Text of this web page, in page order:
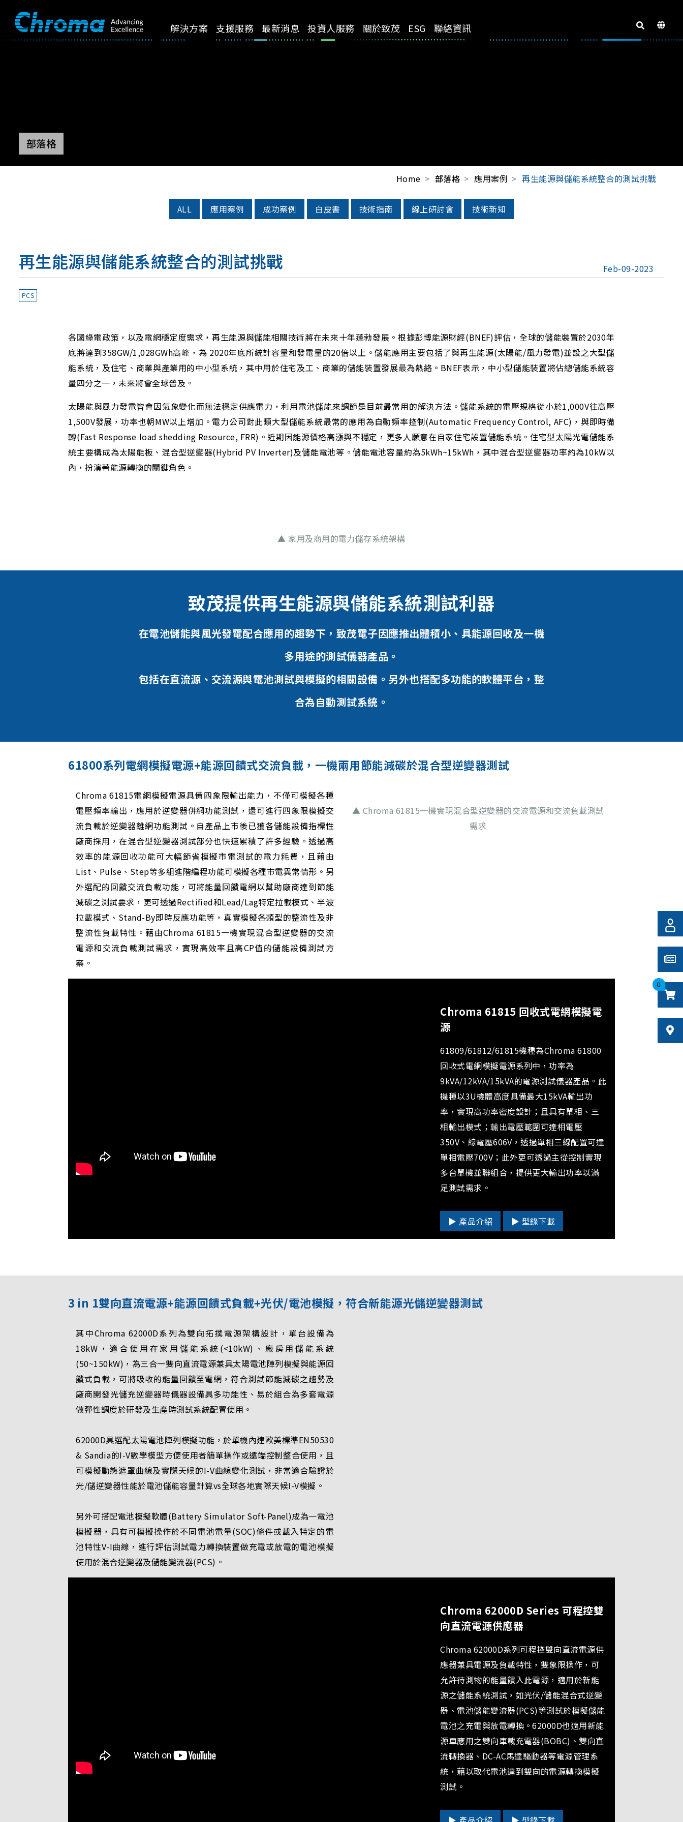
解決方案 支援服務 最新消息 投資人服務 關於致茂 ESG 聯絡資訊
0
部落格
Home 部落格 應用案例 再生能源與儲能系統整合的測試挑戰
ALL 應用案例 成功案例 白皮書 技術指南 線上研討會 技術新知
再生能源與儲能系統整合的測試挑戰 Feb-09-2023
PCS
各國綠電政策，以及電網穩定度需求，再生能源與儲能相關技術將在未來十年蓬勃發展。根據彭博能源財經(BNEF)評估，全球的儲能裝置於2030年
底將達到358GW/1,028GWh高峰，為 2020年底所統計容量和發電量的20倍以上。儲能應用主要包括了與再生能源(太陽能/風力發電)並設之大型儲
能系統，及住宅、商業與產業用的中小型系統，其中用於住宅及工、商業的儲能裝置發展最為熱絡。BNEF表示，中小型儲能裝置將佔總儲能系統容
量四分之一，未來將會全球普及。
太陽能與風力發電皆會因氣象變化而無法穩定供應電力，利用電池儲能來調節是目前最常用的解決方法。儲能系統的電壓規格從小於1,000V往高壓
1,500V發展，功率也朝MW以上增加。電力公司對此類大型儲能系統最常的應用為自動頻率控制(Automatic Frequency Control, AFC)，與即時備
轉(Fast Response load shedding Resource, FRR)。近期因能源價格高漲與不穩定，更多人願意在自家住宅設置儲能系統。住宅型太陽光電儲能系
統主要構成為太陽能板、混合型逆變器(Hybrid PV Inverter)及儲能電池等。儲能電池容量約為5kWh~15kWh，其中混合型逆變器功率約為10kW以
內，扮演著能源轉換的關鍵角色。
▲ 家用及商用的電力儲存系統架構
致茂提供再生能源與儲能系統測試利器
在電池儲能與風光發電配合應用的趨勢下，致茂電子因應推出體積小、具能源回收及一機
多用途的測試儀器產品。
包括在直流源、交流源與電池測試與模擬的相關設備。另外也搭配多功能的軟體平台，整
合為自動測試系統。
61800系列電網模擬電源+能源回饋式交流負載，一機兩用節能減碳於混合型逆變器測試
Chroma 61815電網模擬電源具備四象限輸出能力，不僅可模擬各種
電壓頻率輸出，應用於逆變器併網功能測試，還可進行四象限模擬交
流負載於逆變器離網功能測試。自產品上市後已獲各儲能設備指標性
廠商採用，在混合型逆變器測試部分也快速累積了許多經驗。透過高
效率的能源回收功能可大幅節省模擬市電測試的電力耗費，且藉由
List、Pulse、Step等多組進階編程功能可模擬各種市電異常情形。另
外選配的回饋交流負載功能，可將能量回饋電網以幫助廠商達到節能
減碳之測試要求，更可透過Rectified和Lead/Lag特定拉載模式、半波
拉載模式、Stand-By即時反應功能等，真實模擬各類型的整流性及非
整流性負載特性。藉由Chroma 61815一機實現混合型逆變器的交流
電源和交流負載測試需求，實現高效率且高CP值的儲能設備測試方
案。
▲ Chroma 61815一機實現混合型逆變器的交流電源和交流負載測試
需求
Chroma 61815 回收式電網模擬電
源
61809/61812/61815機種為Chroma 61800
回收式電網模擬電源系列中，功率為
9kVA/12kVA/15kVA的電源測試儀器產品。此
機種以3U機體高度具備最大15kVA輸出功
率，實現高功率密度設計；且具有單相、三
相輸出模式；輸出電壓範圍可達相電壓
350V、線電壓606V，透過單相三線配置可達
單相電壓700V；此外更可透過主從控制實現
多台單機並聯組合，提供更大輸出功率以滿
足測試需求。
▶ 產品介紹 ▶ 型錄下載
3 in 1雙向直流電源+能源回饋式負載+光伏/電池模擬，符合新能源光儲逆變器測試
其中Chroma 62000D系列為雙向拓撲電源架構設計，單台設備為
18kW，適合使用在家用儲能系統(<10kW)、廠房用儲能系統
(50~150kW)，為三合一雙向直流電源兼具太陽電池陣列模擬與能源回
饋式負載，可將吸收的能量回饋至電網，符合測試節能減碳之趨勢及
廠商開發光儲充逆變器時儀器設備具多功能性、易於組合為多套電源
做彈性調度於研發及生產時測試系統配置使用。
62000D具選配太陽電池陣列模擬功能，於單機內建歐美標準EN50530
& Sandia的I-V數學模型方便使用者簡單操作或遠端控制整合使用，且
可模擬動態遮罩曲線及實際天候的I-V曲線變化測試，非常適合驗證於
光/儲逆變器性能於電池儲能容量計算vs全球各地實際天候I-V模擬。
另外可搭配電池模擬軟體(Battery Simulator Soft-Panel)成為一電池
模擬器，具有可模擬操作於不同電池電量(SOC)條件或載入特定的電
池特性V-I曲線，進行評估測試電力轉換裝置做充電或放電的電池模擬
使用於混合逆變器及儲能變流器(PCS)。
Chroma 62000D Series 可程控雙
向直流電源供應器
Chroma 62000D系列可程控雙向直流電源供
應器兼具電源及負載特性，雙象限操作，可
允許待測物的能量饋入此電源，適用於新能
源之儲能系統測試，如光伏/儲能混合式逆變
器、電池儲能變流器(PCS)等測試於模擬儲能
電池之充電與放電轉換。62000D也適用新能
源車應用之雙向車載充電器(BOBC)、雙向直
流轉換器、DC-AC馬達驅動器等電源管理系
統，藉以取代電池達到雙向的電源轉換模擬
測試。